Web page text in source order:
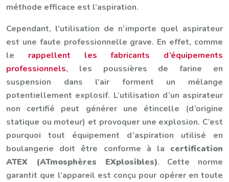
méthode efficace est l’aspiration.
Cependant, l’utilisation de n’importe quel aspirateur
est une faute professionnelle grave. En effet, comme
le rappellent les fabricants d’équipements
professionnels, les poussières de farine en
suspension dans l’air forment un mélange
potentiellement explosif. L’utilisation d’un aspirateur
non certifié peut générer une étincelle (d’origine
statique ou moteur) et provoquer une explosion. C’est
pourquoi tout équipement d’aspiration utilisé en
boulangerie doit être conforme à la certification
ATEX (ATmosphères EXplosibles). Cette norme
garantit que l’appareil est conçu pour opérer en toute